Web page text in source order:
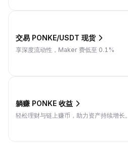
交易 PONKE/USDT 现货
享深度流动性，Maker 费低至 0.1%
躺赚 PONKE 收益
轻松理财与链上赚币，助力资产持续增长。